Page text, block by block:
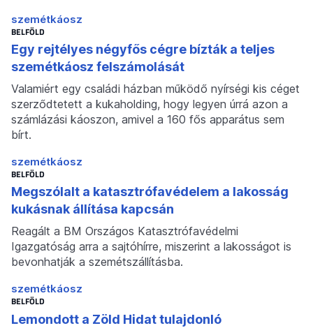
szemétkáosz
BELFÖLD
Egy rejtélyes négyfős cégre bízták a teljes
szemétkáosz felszámolását
Valamiért egy családi házban működő nyírségi kis céget
szerződtetett a kukaholding, hogy legyen úrrá azon a
számlázási káoszon, amivel a 160 fős apparátus sem
bírt.
szemétkáosz
BELFÖLD
Megszólalt a katasztrófavédelem a lakosság
kukásnak állítása kapcsán
Reagált a BM Országos Katasztrófavédelmi
Igazgatóság arra a sajtóhírre, miszerint a lakosságot is
bevonhatják a szemétszállításba.
szemétkáosz
BELFÖLD
Lemondott a Zöld Hidat tulajdonló